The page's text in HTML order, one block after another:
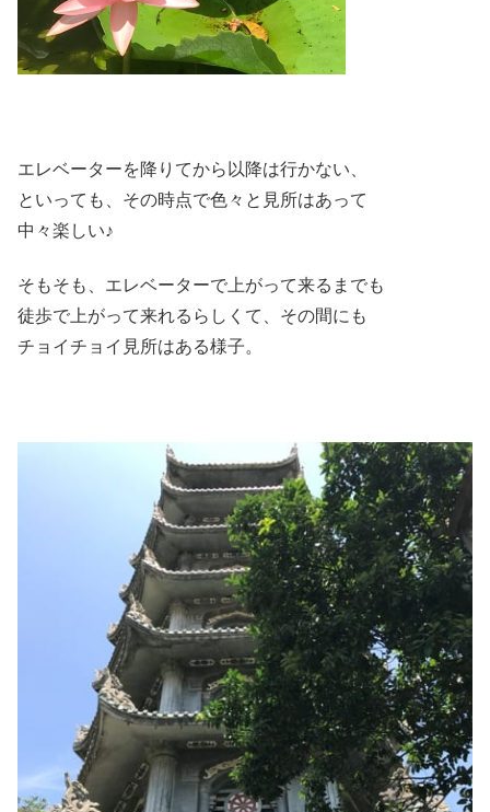
エレベーターを降りてから以降は行かない、
といっても、その時点で色々と見所はあって
中々楽しい♪
そもそも、エレベーターで上がって来るまでも
徒歩で上がって来れるらしくて、その間にも
チョイチョイ見所はある様子。